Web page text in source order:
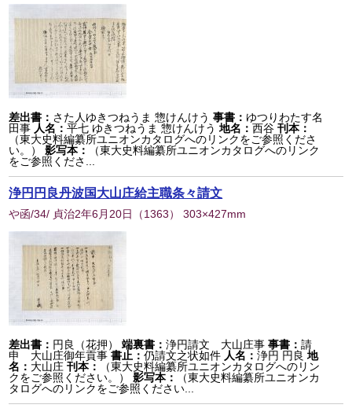
差出書： さた人ゆきつねうま 惣けんけう 事書： ゆつりわたす名
田事 人名：平七 ゆきつねうま 惣けんけう 地名：西谷 刊本：
（東大史料編纂所ユニオンカタログへのリンクをご参照くださ
い。）
影写本：
（東大史料編纂所ユニオンカタログへのリンク
をご参照くださ...
浄円円良丹波国大山庄給主職条々請文
や函/34/ 貞治2年6月20日 （1363） 303×427mm
差出書： 円良（花押） 端裏書：浄円請文 大山庄事 事書：請
申 大山庄御年貢事 書止：仍請文之状如件 人名：浄円 円良 地
名： 大山庄 刊本：
（東大史料編纂所ユニオンカタログへのリン
クをご参照ください。）
影写本：
（東大史料編纂所ユニオンカ
タログへのリンクをご参照ください...